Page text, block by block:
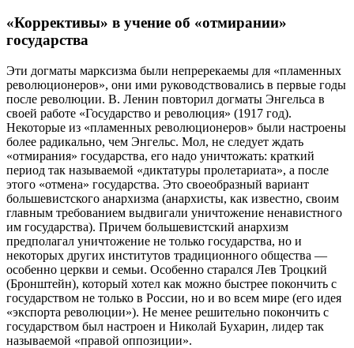
«Коррективы» в учение об «отмирании»
государства
Эти догматы марксизма были непререкаемы для «пламенных
революционеров», они ими руководствовались в первые годы
после революции. В. Ленин повторил догматы Энгельса в
своей работе «Государство и революция» (1917 год).
Некоторые из «пламенных революционеров» были настроены
более радикально, чем Энгельс. Мол, не следует ждать
«отмирания» государства, его надо уничтожать: краткий
период так называемой «диктатуры пролетариата», а после
этого «отмена» государства. Это своеобразный вариант
большевистского анархизма (анархисты, как известно, своим
главным требованием выдвигали уничтожение ненавистного
им государства). Причем большевистский анархизм
предполагал уничтожение не только государства, но и
некоторых других институтов традиционного общества —
особенно церкви и семьи. Особенно старался Лев Троцкий
(Бронштейн), который хотел как можно быстрее покончить с
государством не только в России, но и во всем мире (его идея
«экспорта революции»). Не менее решительно покончить с
государством был настроен и Николай Бухарин, лидер так
называемой «правой оппозиции».